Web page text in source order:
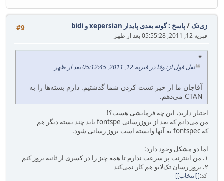
#9 زی‌تک/ پاسخ : گونه بعدی پایدار xepersian و bidi
فبریه 12, 2011, 05:55:28 بعد از ظهر
نقل قول از: وفا در فبریه 12, 2011, 05:12:45 بعد از ظهر
آقاجان ما از خیر تست کردن شما گذشتیم. دارم بسته‌ها را به
CTAN می‌دهم.
اختیار دارید، این چه فرمایشی هست؟!
من می‌دانم که بعد از بروزرسانی fontspe باید چند بسته دیگر هم
که fontspec به آنها وابسته است بروز رسانی شود.
اما دو مشکل وجود دارد:
۱. من اینترنت پر سرعت ندارم تا همه چیز را در کسری از ثانیه بروز کنم
۲. بروز رسان تک‌لایو هم کار نمی‌کند
کد [انتخاب]